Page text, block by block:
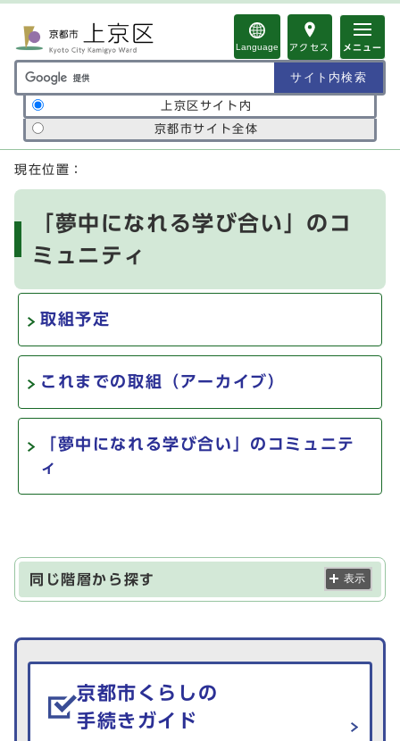
Language アクセス メニュー
サイト内検索の範囲
上京区サイト内
京都市サイト全体
ここから本文です
現在位置：
「夢中になれる学び合い」のコ
ミュニティ
取組予定
これまでの取組（アーカイブ）
「夢中になれる学び合い」のコミュニテ
ィ
同じ階層から探す 表示
生活情報を探す
京都市くらしの
手続きガイド